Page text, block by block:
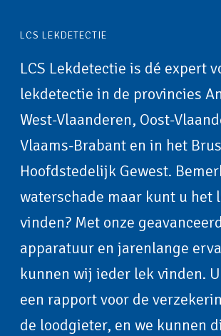
LCS LEKDETECTIE
LCS Lekdetectie is dé expert
lekdetectie in de provincies
West-Vlaanderen, Oost-
Vlaams-Brabant en in het
Hoofdstedelijk Gewest.
waterschade maar kunt u het
vinden? Met onze
apparatuur en jarenlange
kunnen wij ieder lek vinden.
een rapport voor de
de loodgieter, en we kunnen